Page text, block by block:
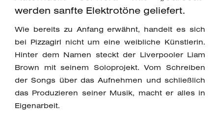
werden sanfte Elektrotöne geliefert.
Wie bereits zu Anfang erwähnt, handelt es sich
bei Pizzagirl nicht um eine weibliche Künstlerin.
Hinter dem Namen steckt der Liverpooler Liam
Brown mit seinem Soloprojekt. Vom Schreiben
der Songs über das Aufnehmen und schließlich
das Produzieren seiner Musik, macht er alles in
Eigenarbeit.